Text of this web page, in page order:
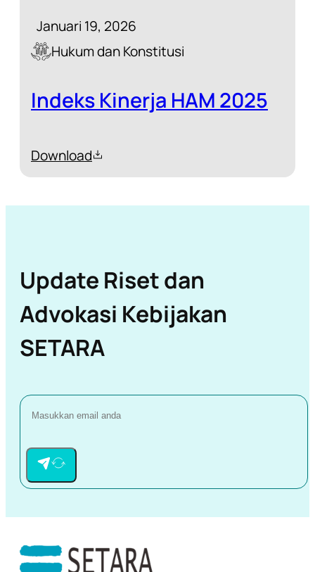
Januari 19, 2026
Hukum dan Konstitusi
Indeks Kinerja HAM 2025
Download
Update Riset dan
Advokasi Kebijakan
SETARA